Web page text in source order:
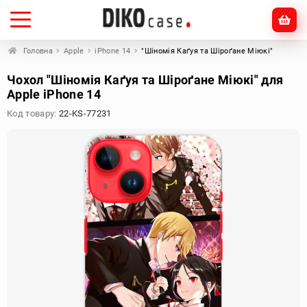
Головна Apple iPhone 14 "Шіномія Каґуя та Шіроґане Міюкі"
Чохол "Шіномія Каґуя та Шіроґане Міюкі" для
Apple iPhone 14
Код товару: 22-KS-77231